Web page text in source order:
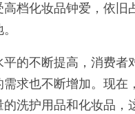
档化妆品钟爱，依旧
的不断提高，消费者
求也不断增加。现在
的洗护用品和化妆品，